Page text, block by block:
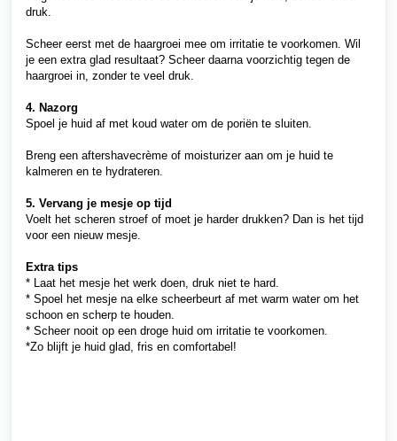
druk.
Scheer eerst met de haargroei mee om irritatie te voorkomen. Wil
je een extra glad resultaat? Scheer daarna voorzichtig tegen de
haargroei in, zonder te veel druk.
4. Nazorg
Spoel je huid af met koud water om de poriën te sluiten.
Breng een aftershavecrème of moisturizer aan om je huid te
kalmeren en te hydrateren.
5. Vervang je mesje op tijd
Voelt het scheren stroef of moet je harder drukken? Dan is het tijd
voor een nieuw mesje.
Extra tips
* Laat het mesje het werk doen, druk niet te hard.
* Spoel het mesje na elke scheerbeurt af met warm water om het
schoon en scherp te houden.
* Scheer nooit op een droge huid om irritatie te voorkomen.
*Zo blijft je huid glad, fris en comfortabel!